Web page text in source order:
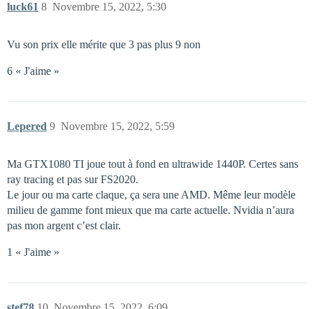
luck61 Novembre 15, 2022, 5:30
8
Vu son prix elle mérite que 3 pas plus 9 non
6 « J'aime »
Lepered Novembre 15, 2022, 5:59
9
Ma GTX1080 TI joue tout à fond en ultrawide 1440P. Certes sans
ray tracing et pas sur FS2020.
Le jour ou ma carte claque, ça sera une AMD. Même leur modèle
milieu de gamme font mieux que ma carte actuelle. Nvidia n’aura
pas mon argent c’est clair.
1 « J'aime »